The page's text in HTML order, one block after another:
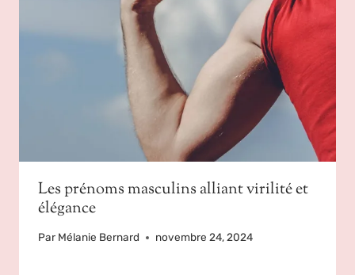
Les prénoms masculins alliant virilité et
élégance
Par Mélanie Bernard novembre 24, 2024